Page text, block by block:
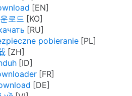
로드
pobieranie